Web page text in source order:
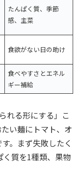
たんぱく質、季節
感、主菜
食欲がない日の助け
食べやすさとエネル
ギー補給
れる形にする」こ
い麺にトマト、オ
。まず失敗したく
く質を1種類、果物